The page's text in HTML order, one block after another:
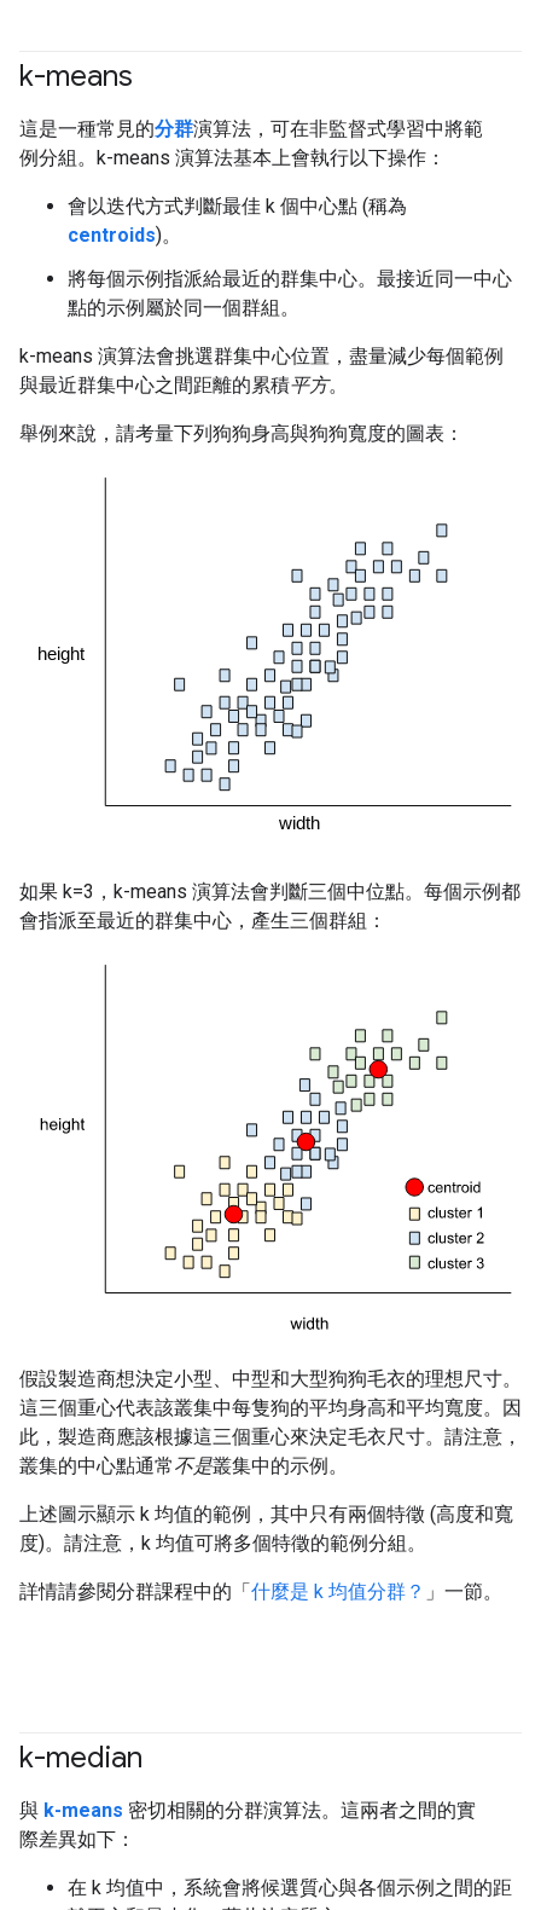
k-means
這是一種常見的分群演算法，可在非監督式學習中將範
例分組。k-means 演算法基本上會執行以下操作：
會以迭代方式判斷最佳 k 個中心點 (稱為
centroids)。
將每個示例指派給最近的群集中心。最接近同一中心
點的示例屬於同一個群組。
k-means 演算法會挑選群集中心位置，盡量減少每個範例
與最近群集中心之間距離的累積平方。
舉例來說，請考量下列狗狗身高與狗狗寬度的圖表：
如果 k=3，k-means 演算法會判斷三個中位點。每個示例都
會指派至最近的群集中心，產生三個群組：
假設製造商想決定小型、中型和大型狗狗毛衣的理想尺寸。
這三個重心代表該叢集中每隻狗的平均身高和平均寬度。因
此，製造商應該根據這三個重心來決定毛衣尺寸。請注意，
叢集的中心點通常不是叢集中的示例。
上述圖示顯示 k 均值的範例，其中只有兩個特徵 (高度和寬
度)。請注意，k 均值可將多個特徵的範例分組。
詳情請參閱分群課程中的「什麼是 k 均值分群？ 」一節。
k-median
與 k-means 密切相關的分群演算法。這兩者之間的實
際差異如下：
在 k 均值中，系統會將候選質心與各個示例之間的距